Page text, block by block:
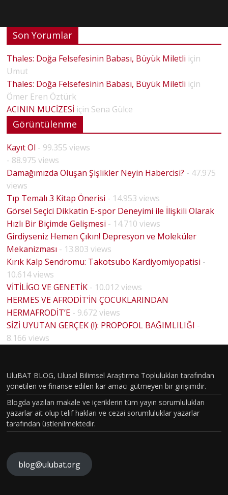
Son Yorumlar
Thales: Doğa Felsefesinin Babası, Büyük Miletli için
Umut
Thales: Doğa Felsefesinin Babası, Büyük Miletli için
Ömer Eren Öztürk
ACININ MUCİZESİ için Sena Gülce
Görüntülenme
Kayıt Ol - 99.355 views
- 88.975 views
Damağımızda Oluşan Şişlikler Neyin Habercisi? - 47.975
views
Tıp Temalı 3 Kitap Önerisi - 14.953 views
Görsel Seçici Dikkatin E-spor Deneyimi ile İlişkili Olarak
Hızlı Bir Biçimde Gelişmesi - 14.710 views
Girdiyseniz Hemen Çıkın! Depresyon ve Moleküler
Mekanizması - 13.803 views
Kırık Kalp Sendromu: Takotsubo Kardiyomiyopatisi -
10.614 views
VİTİLİGO VE GENETİK - 10.012 views
HERMES VE AFRODİT’İN ÇOCUKLARINDAN
HERMAFRODİT’E - 9.672 views
SİZİ UYUTAN GERÇEK (!): PROPOFOL BAĞIMLILIĞI -
8.166 views
UluBAT BLOG, Ulusal Bilimsel Araştırma Toplulukları tarafından
yönetilen ve finanse edilen kar amacı gütmeyen bir girişimdir.
Blogda yazılan makale ve içeriklerin tüm yayın sorumlulukları
yazarlar ait olup telif hakları ve cezai sorumluluklar yazarlar
tarafından üstlenilmektedir.
blog@ulubat.org
BİYOLO
JİK
TOPLU
MSAL
CİNSİYE
T
MLARIN
IN
HOUSE
MD
BÖLÜM
VAKASI
GERÇEK
OLDU :
TÜRKİY